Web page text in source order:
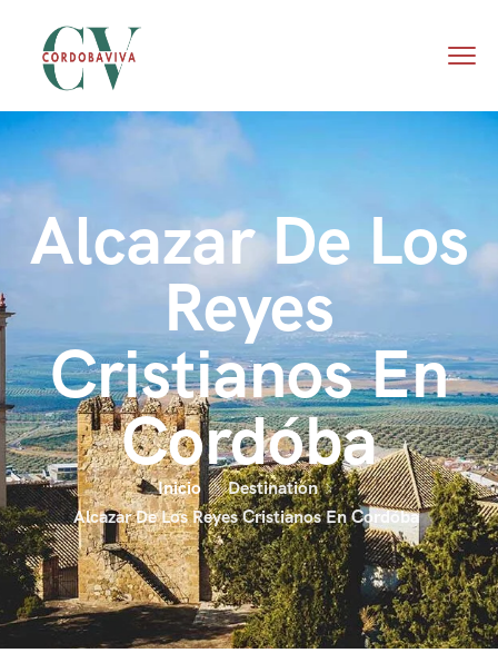
Alcazar De Los
Reyes
Cristianos En
Cordóba
Inicio
Destination
Alcazar De Los Reyes Cristianos En Cordóba